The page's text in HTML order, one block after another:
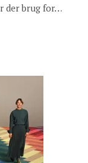
der brug for…